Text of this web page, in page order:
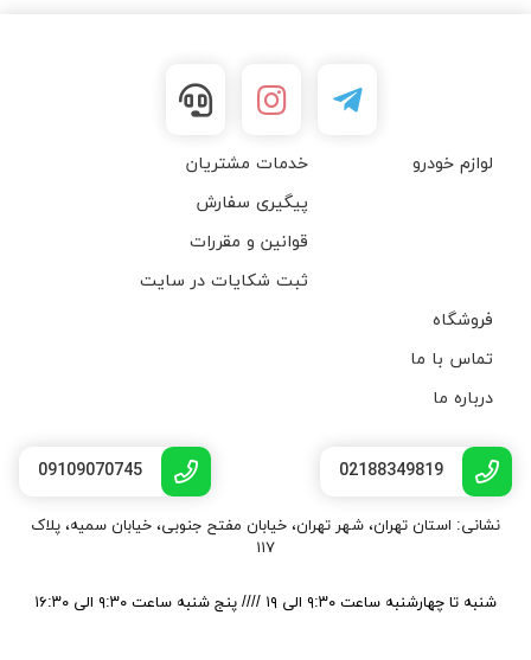
لوازم خودرو
خدمات مشتریان
پیگیری سفارش
قوانین و مقررات
ثبت شکایات در سایت
فروشگاه
تماس با ما
درباره ما
02188349819
09109070745
نشانی: استان تهران، شهر تهران، خیابان مفتح جنوبی، خیابان سمیه، پلاک
۱۱۷
شنبه تا چهارشنبه ساعت ۹:۳۰ الی ۱۹ //// پنج شنبه ساعت ۹:۳۰ الی ۱۶:۳۰